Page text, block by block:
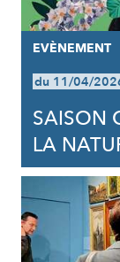
EVÈNEMENT
du 11/04/
SAISON
LA